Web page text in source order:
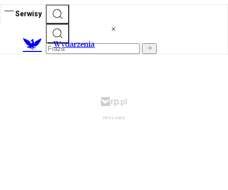
Serwisy
Wydarzenia